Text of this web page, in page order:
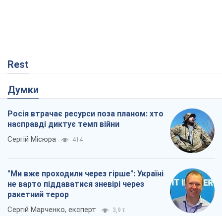
Rest
Думки
Росія втрачає ресурси поза планом: хто
насправді диктує темп війни
Сергій Місюра 414
"Ми вже проходили через гірше": Україні
не варто піддаватися зневірі через
ракетний терор
Сергій Марченко, експерт 3,9 т.